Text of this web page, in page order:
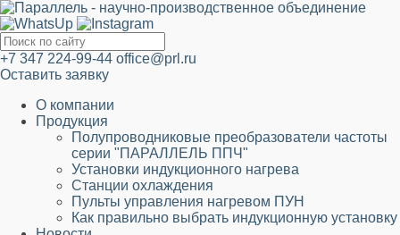
+7 347 224-99-44 office@prl.ru
Оставить заявку
О компании
Продукция
Полупроводниковые преобразователи частоты
серии "ПАРАЛЛЕЛЬ ППЧ"
Установки индукционного нагрева
Станции охлаждения
Пульты управления нагревом ПУН
Как правильно выбрать индукционную установку